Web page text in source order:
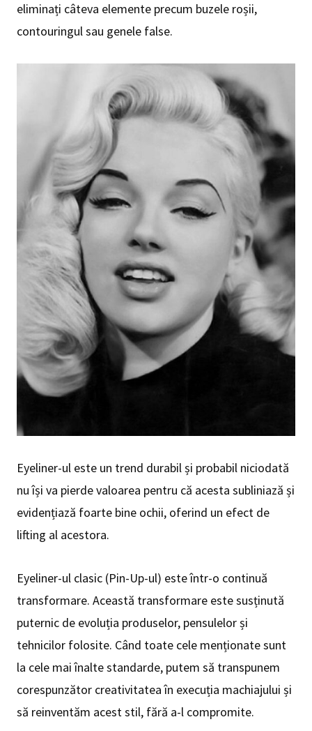
eliminați câteva elemente precum buzele roșii,
contouringul sau genele false.
Eyeliner-ul este un trend durabil și probabil niciodată
nu își va pierde valoarea pentru că acesta subliniază și
evidențiază foarte bine ochii, oferind un efect de
lifting al acestora.
Eyeliner-ul clasic (Pin-Up-ul) este într-o continuă
transformare. Această transformare este susținută
puternic de evoluția produselor, pensulelor și
tehnicilor folosite. Când toate cele menționate sunt
la cele mai înalte standarde, putem să transpunem
corespunzător creativitatea în execuția machiajului și
să reinventăm acest stil, fără a-l compromite.